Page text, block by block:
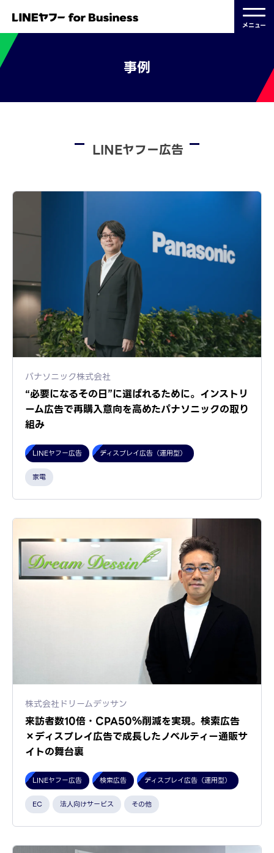
メニュー
事例
LINEヤフー広告
パナソニック株式会社
“必要になるその日”に選ばれるために。インストリ
ーム広告で再購入意向を高めたパナソニックの取り
組み
LINEヤフー広告 ディスプレイ広告（運用型）
家電
株式会社ドリームデッサン
来訪者数10倍・CPA50％削減を実現。検索広告
×ディスプレイ広告で成長したノベルティー通販サ
イトの舞台裏
LINEヤフー広告 検索広告 ディスプレイ広告（運用型）
EC 法人向けサービス その他